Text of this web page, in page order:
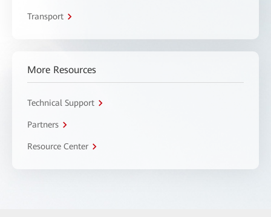
Transport
More Resources
Technical Support
Partners
Resource Center